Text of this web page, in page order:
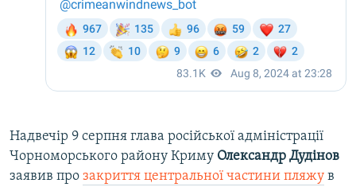
Надвечір 9 серпня глава російської адміністрації
Чорноморського району Криму Олександр Дудінов
заявив про закриття центральної частини пляжу в